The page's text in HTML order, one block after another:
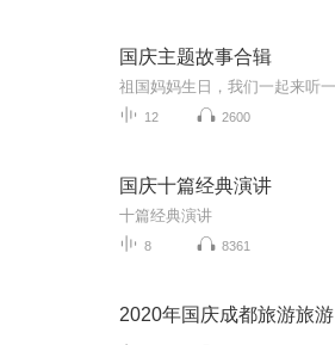
国庆主题故事合辑
12 2600
国庆十篇经典演讲
十篇经典演讲
8 8361
2020年国庆成都旅游旅游